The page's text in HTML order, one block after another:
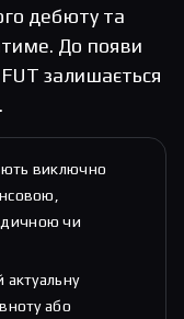
дебюту та
До появи
залишається
виключно
чи
актуальну
або